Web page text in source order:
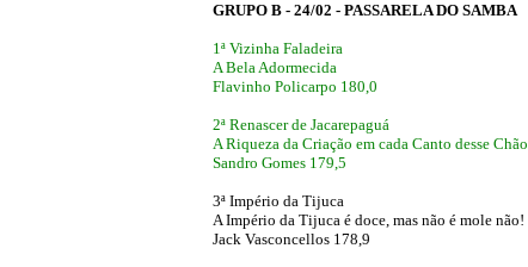
GRUPO B - 24/02 - PASSARELA DO SAMBA
1ª Vizinha Faladeira
A Bela Adormecida
Flavinho Policarpo 180,0
2ª Renascer de Jacarepaguá
A Riqueza da Criação em cada Canto desse Chão
Sandro Gomes 179,5
3ª Império da Tijuca
A Império da Tijuca é doce, mas não é mole não!
Jack Vasconcellos 178,9